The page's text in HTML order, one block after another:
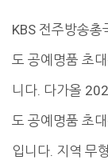
KBS 전주방송
도 공예명품 초
니다. 다가올
도 공예명품 초
입니다. 지역 무